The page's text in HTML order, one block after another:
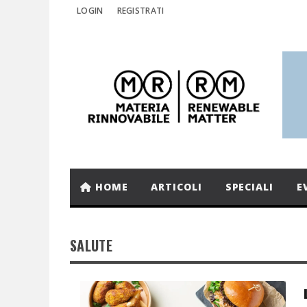
LOGIN REGISTRATI
HOME ARTICOLI SPECIALI
SALUTE